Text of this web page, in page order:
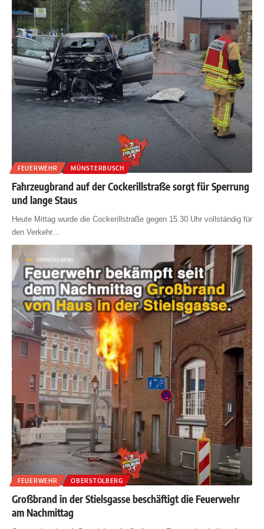
FEUERWEHR MÜNSTERBUSCH
Fahrzeugbrand auf der Cockerillstraße sorgt für Sperrung
und lange Staus
Heute Mittag wurde die Cockerillstraße gegen 15.30 Uhr vollständig für
den Verkehr
FEUERWEHR OBERSTOLBERG
Großbrand in der Stielsgasse beschäftigt die Feuerwehr
am Nachmittag